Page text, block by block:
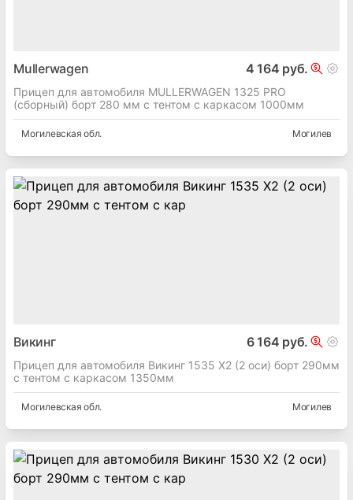
Mullerwagen 4 164 руб.
Прицеп для автомобиля MULLERWAGEN 1325 PRO
(сборный) борт 280 мм с тентом c каркасом 1000мм
Могилевская обл. Могилев
Викинг 6 164 руб.
Прицеп для автомобиля Викинг 1535 X2 (2 оси) борт 290мм
с тентом с каркасом 1350мм
Могилевская обл. Могилев